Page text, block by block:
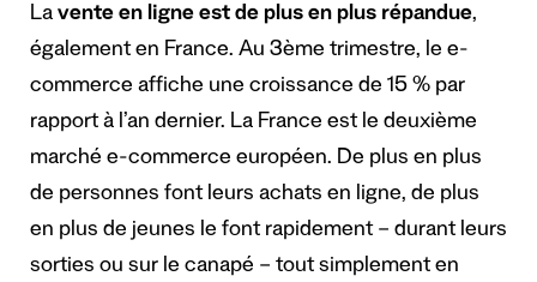
La vente en ligne est de plus en plus répandue,
également en France. Au 3ème trimestre, le e-
commerce affiche une croissance de 15 % par
rapport à l’an dernier. La France est le deuxième
marché e-commerce européen. De plus en plus
de personnes font leurs achats en ligne, de plus
en plus de jeunes le font rapidement – durant leurs
sorties ou sur le canapé – tout simplement en